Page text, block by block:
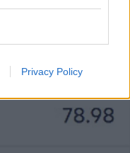
Privacy Policy